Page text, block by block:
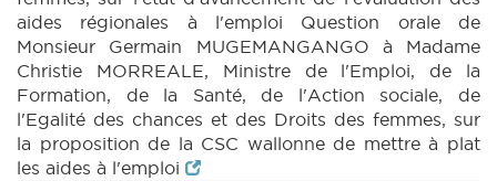
aides régionales à l'emploi Question orale de
Monsieur Germain MUGEMANGANGO à Madame
Christie MORREALE, Ministre de l'Emploi, de la
Formation, de la Santé, de l'Action sociale, de
l'Egalité des chances et des Droits des femmes, sur
la proposition de la CSC wallonne de mettre à plat
les aides à l'emploi